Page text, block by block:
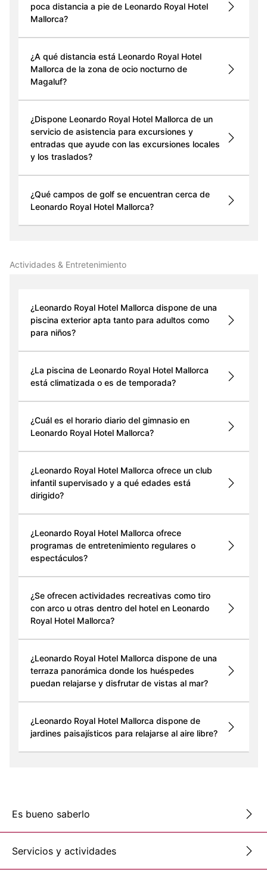
poca distancia a pie de Leonardo Royal Hotel
Mallorca?
¿A qué distancia está Leonardo Royal Hotel
Mallorca de la zona de ocio nocturno de
Magaluf?
¿Dispone Leonardo Royal Hotel Mallorca de un
servicio de asistencia para excursiones y
entradas que ayude con las excursiones locales
y los traslados?
¿Qué campos de golf se encuentran cerca de
Leonardo Royal Hotel Mallorca?
Actividades & Entretenimiento
¿Leonardo Royal Hotel Mallorca dispone de una
piscina exterior apta tanto para adultos como
para niños?
¿La piscina de Leonardo Royal Hotel Mallorca
está climatizada o es de temporada?
¿Cuál es el horario diario del gimnasio en
Leonardo Royal Hotel Mallorca?
¿Leonardo Royal Hotel Mallorca ofrece un club
infantil supervisado y a qué edades está
dirigido?
¿Leonardo Royal Hotel Mallorca ofrece
programas de entretenimiento regulares o
espectáculos?
¿Se ofrecen actividades recreativas como tiro
con arco u otras dentro del hotel en Leonardo
Royal Hotel Mallorca?
¿Leonardo Royal Hotel Mallorca dispone de una
terraza panorámica donde los huéspedes
puedan relajarse y disfrutar de vistas al mar?
¿Leonardo Royal Hotel Mallorca dispone de
jardines paisajísticos para relajarse al aire libre?
Es bueno saberlo
Servicios y actividades